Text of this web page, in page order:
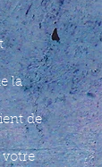
la
de
votre